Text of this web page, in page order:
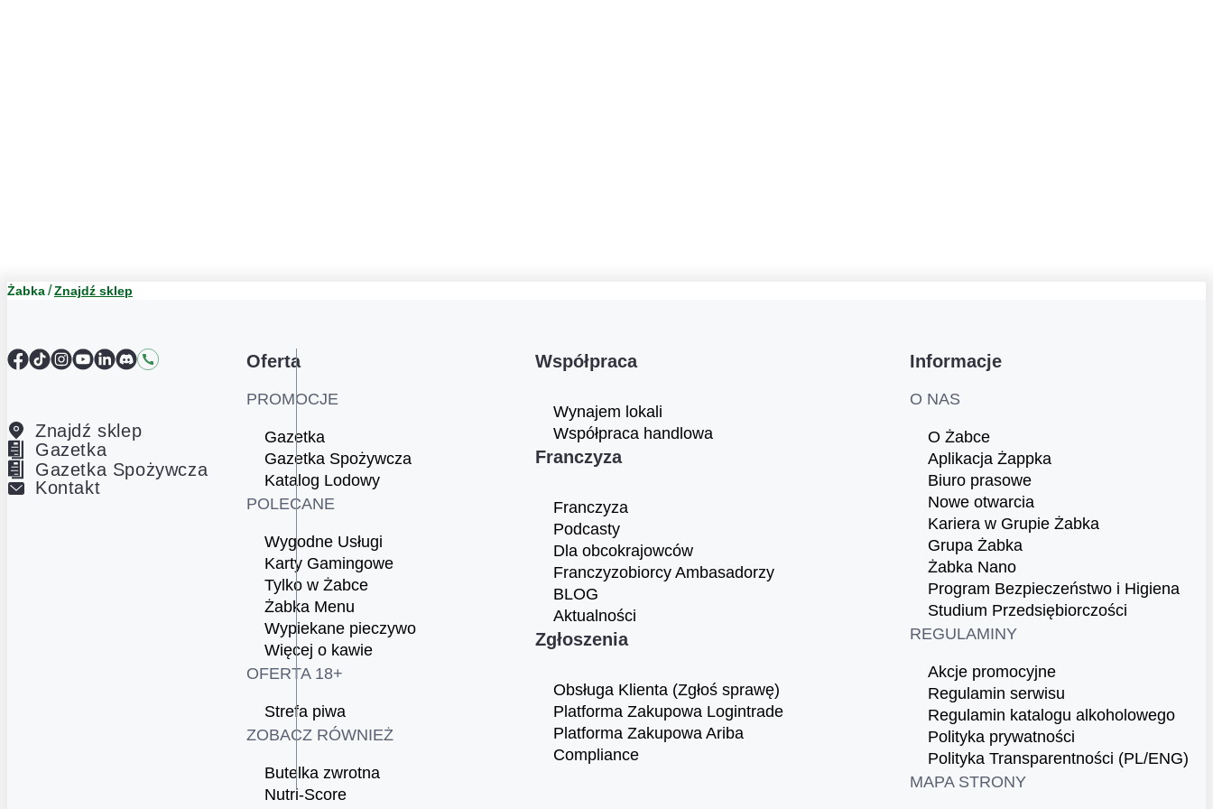
Żabka Znajdź sklep
Facebook
TikTokInstagram
YouTube
LinkedIn
DiscordKontakt
Znajdź sklep
Gazetka
Gazetka Spożywcza
Kontakt
Oferta
PROMOCJE
Gazetka
Gazetka Spożywcza
Katalog Lodowy
POLECANE
Wygodne Usługi
Karty Gamingowe
Tylko w Żabce
Żabka Menu
Wypiekane pieczywo
Więcej o kawie
OFERTA 18+
Strefa piwa
ZOBACZ RÓWNIEŻ
Butelka zwrotna
Nutri-Score
Współpraca
Wynajem lokali
Współpraca handlowa
Franczyza
Franczyza
Podcasty
Dla obcokrajowców
Franczyzobiorcy Ambasadorzy
BLOG
Aktualności
Zgłoszenia
Obsługa Klienta (Zgłoś sprawę)
Platforma Zakupowa Logintrade
Platforma Zakupowa Ariba
Compliance
Informacje
O NAS
O Żabce
Aplikacja Żappka
Biuro prasowe
Nowe otwarcia
Kariera w Grupie Żabka
Grupa Żabka
Żabka Nano
Program Bezpieczeństwo i Higiena
Studium Przedsiębiorczości
REGULAMINY
Akcje promocyjne
Regulamin serwisu
Regulamin katalogu alkoholowego
Polityka prywatności
Polityka Transparentności (PL/ENG)
MAPA STRONY